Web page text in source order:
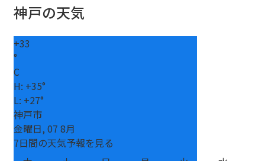
神戸の天気
+33
°
C
H: +35°
L: +27°
神戸市
金曜日, 07 8月
7日間の天気予報を見る